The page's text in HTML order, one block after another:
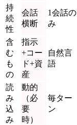
持
続
性
会話
横断
1会話の
み
含
む
も
の
指示
+コー
ド+資
産
自然言
語
読
み
込
み
動的
（必
要
時）
毎ター
ン